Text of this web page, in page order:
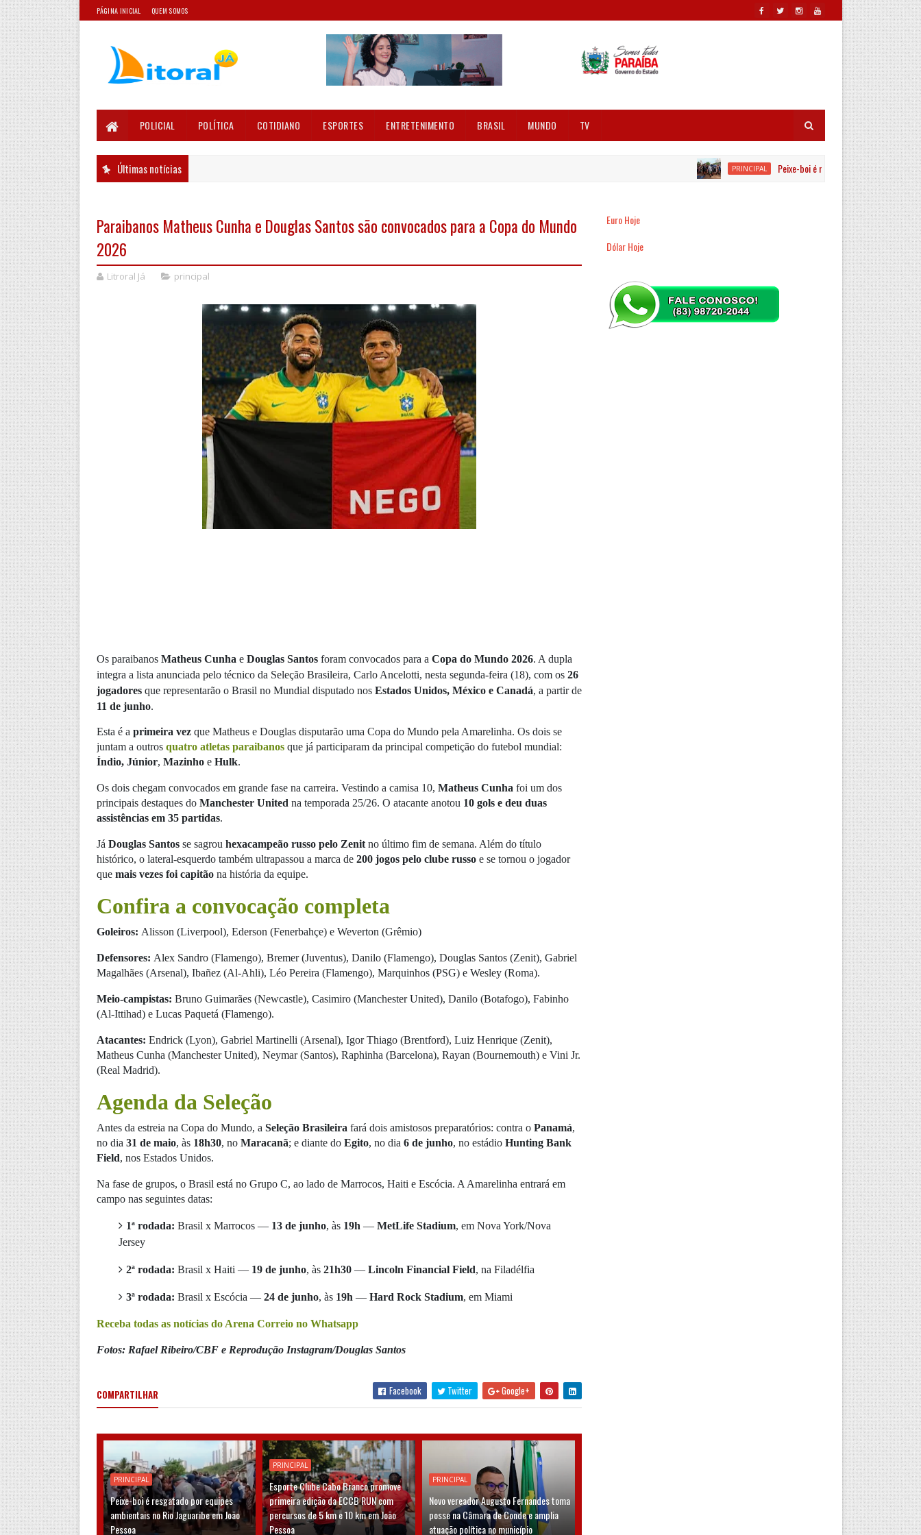
PÁGINA INICIAL QUEM SOMOS
POLICIAL POLÍTICA COTIDIANO ESPORTES ENTRETENIMENTO BRASIL MUNDO TV
Últimas notícias PRINCIPAL Peixe-boi é resgatado por equipes ambientais
Paraibanos Matheus Cunha e Douglas Santos são convocados para a Copa do Mundo
2026
Litroral Já principal
Os paraibanos Matheus Cunha e Douglas Santos foram convocados para a Copa do Mundo 2026. A dupla
integra a lista anunciada pelo técnico da Seleção Brasileira, Carlo Ancelotti, nesta segunda-feira (18), com os 26
jogadores que representarão o Brasil no Mundial disputado nos Estados Unidos, México e Canadá, a partir de
11 de junho.
Esta é a primeira vez que Matheus e Douglas disputarão uma Copa do Mundo pela Amarelinha. Os dois se
juntam a outrosquatro atletas paraibanosque já participaram da principal competição do futebol mundial:
Índio, Júnior, Mazinhoe Hulk.
Os dois chegam convocados em grande fase na carreira. Vestindo a camisa 10, Matheus Cunha foi um dos
principais destaques do Manchester United na temporada 25/26. O atacante anotou 10 gols e deu duas
assistências em 35 partidas.
Já Douglas Santosse sagrou hexacampeão russo pelo Zenit no último fim de semana. Além do título
histórico, o lateral-esquerdo também ultrapassou a marca de 200 jogos pelo clube russoe se tornou o jogador
que mais vezes foi capitãona história da equipe.
Confira a convocação completa
Goleiros: Alisson (Liverpool), Ederson (Fenerbahçe) e Weverton (Grêmio)
Defensores: Alex Sandro (Flamengo), Bremer (Juventus), Danilo (Flamengo), Douglas Santos (Zenit), Gabriel
Magalhães (Arsenal), Ibañez (Al-Ahli), Léo Pereira (Flamengo), Marquinhos (PSG) e Wesley (Roma).
Meio-campistas: Bruno Guimarães (Newcastle), Casimiro (Manchester United), Danilo (Botafogo), Fabinho
(Al-Ittihad) e Lucas Paquetá (Flamengo).
Atacantes: Endrick (Lyon), Gabriel Martinelli (Arsenal), Igor Thiago (Brentford), Luiz Henrique (Zenit),
Matheus Cunha (Manchester United), Neymar (Santos), Raphinha (Barcelona), Rayan (Bournemouth) e Vini Jr.
(Real Madrid).
Agenda da Seleção
Antes da estreia na Copa do Mundo, a Seleção Brasileira fará dois amistosos preparatórios: contra o Panamá,
no dia 31 de maio, às 18h30, no Maracanã; e diante do Egito, no dia 6 de junho, no estádio Hunting Bank
Field, nos Estados Unidos.
Na fase de grupos, o Brasil está no Grupo C, ao lado de Marrocos, Haiti e Escócia. A Amarelinha entrará em
campo nas seguintes datas:
1ª rodada: Brasil x Marrocos — 13 de junho, às 19h — MetLife Stadium, em Nova York/Nova
Jersey
2ª rodada: Brasil x Haiti — 19 de junho, às 21h30— Lincoln Financial Field, na Filadélfia
3ª rodada: Brasil x Escócia — 24 de junho, às 19h — Hard Rock Stadium, em Miami
Receba todas as notícias do Arena Correio no Whatsapp
Fotos: Rafael Ribeiro/CBF e Reprodução Instagram/Douglas Santos
COMPARTILHAR Facebook Twitter Google+
PRINCIPAL
Peixe-boi é resgatado por equipes
ambientais no Rio Jaguaribe em João
Pessoa
PRINCIPAL
Esporte Clube Cabo Branco promove
primeira edição da ECCB RUN com
percursos de 5 km e 10 km em João
Pessoa
PRINCIPAL
Novo vereador Augusto Fernandes toma
posse na Câmara de Conde e amplia
atuação política no município
Euro Hoje
Dólar Hoje